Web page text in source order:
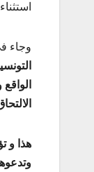
وجاء
هذا و